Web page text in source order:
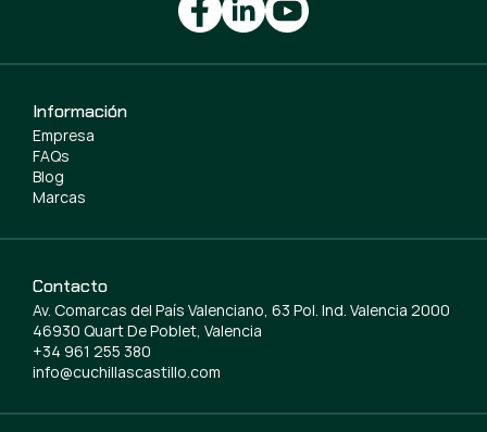
Información
Empresa
FAQs
Blog
Marcas
Contacto
Av. Comarcas del País Valenciano, 63 Pol. Ind. Valencia 2000
46930 Quart De Poblet, Valencia
+34 961 255 380
info@cuchillascastillo.com